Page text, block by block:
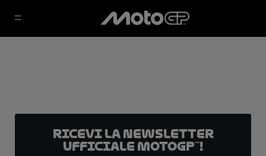
Ricevi la newsletter
ufficiale MotoGP™!